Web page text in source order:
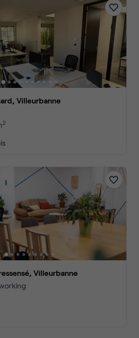
Villeurbanne
2
Villeurbanne